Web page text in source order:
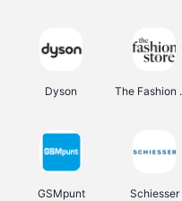
Dyson
GSMpunt Schiesser